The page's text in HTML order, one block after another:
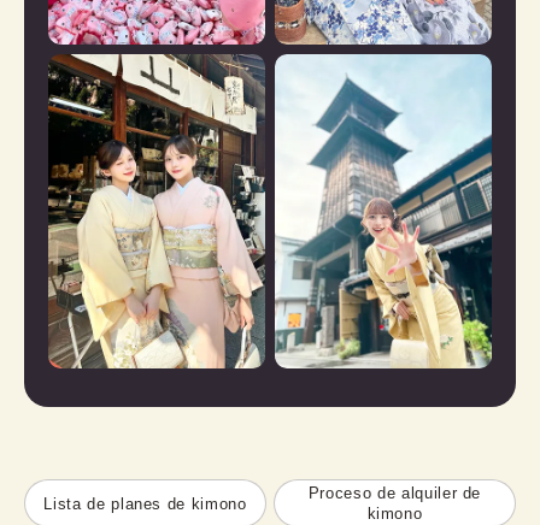
Lista de planes de kimono
Proceso de alquiler de
kimono